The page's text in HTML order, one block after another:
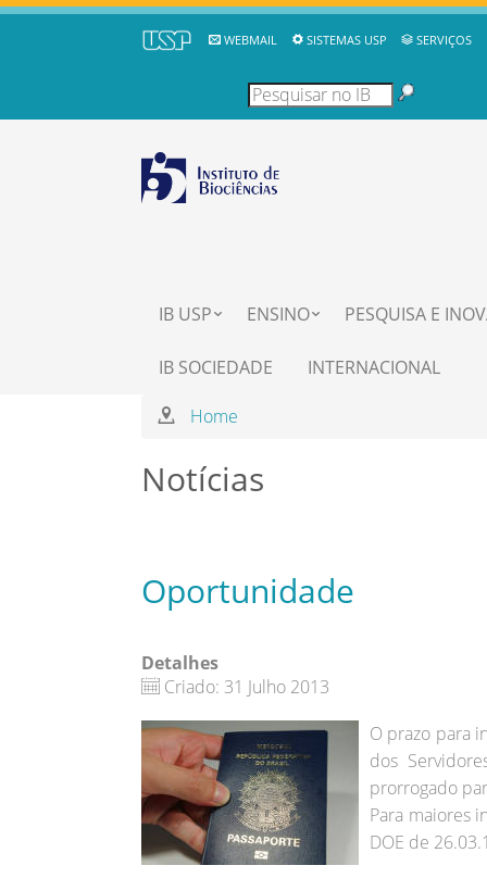
WEBMAIL SISTEMAS USP SERVIÇOS
IB USP ENSINO PESQUISA E
IB SOCIEDADE INTERNACIONAL
Home
Notícias
Oportunidade
Detalhes
Criado: 31 Julho 2013
O prazo para
dos
prorrogado
Para maiores
DOE de